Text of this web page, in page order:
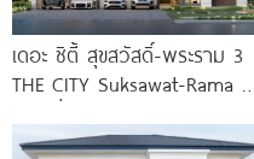
เดอะ ซิตี้ สุขสวัสดิ์-พระราม 3
THE CITY Suksawat-Rama 3
ทางด่วน